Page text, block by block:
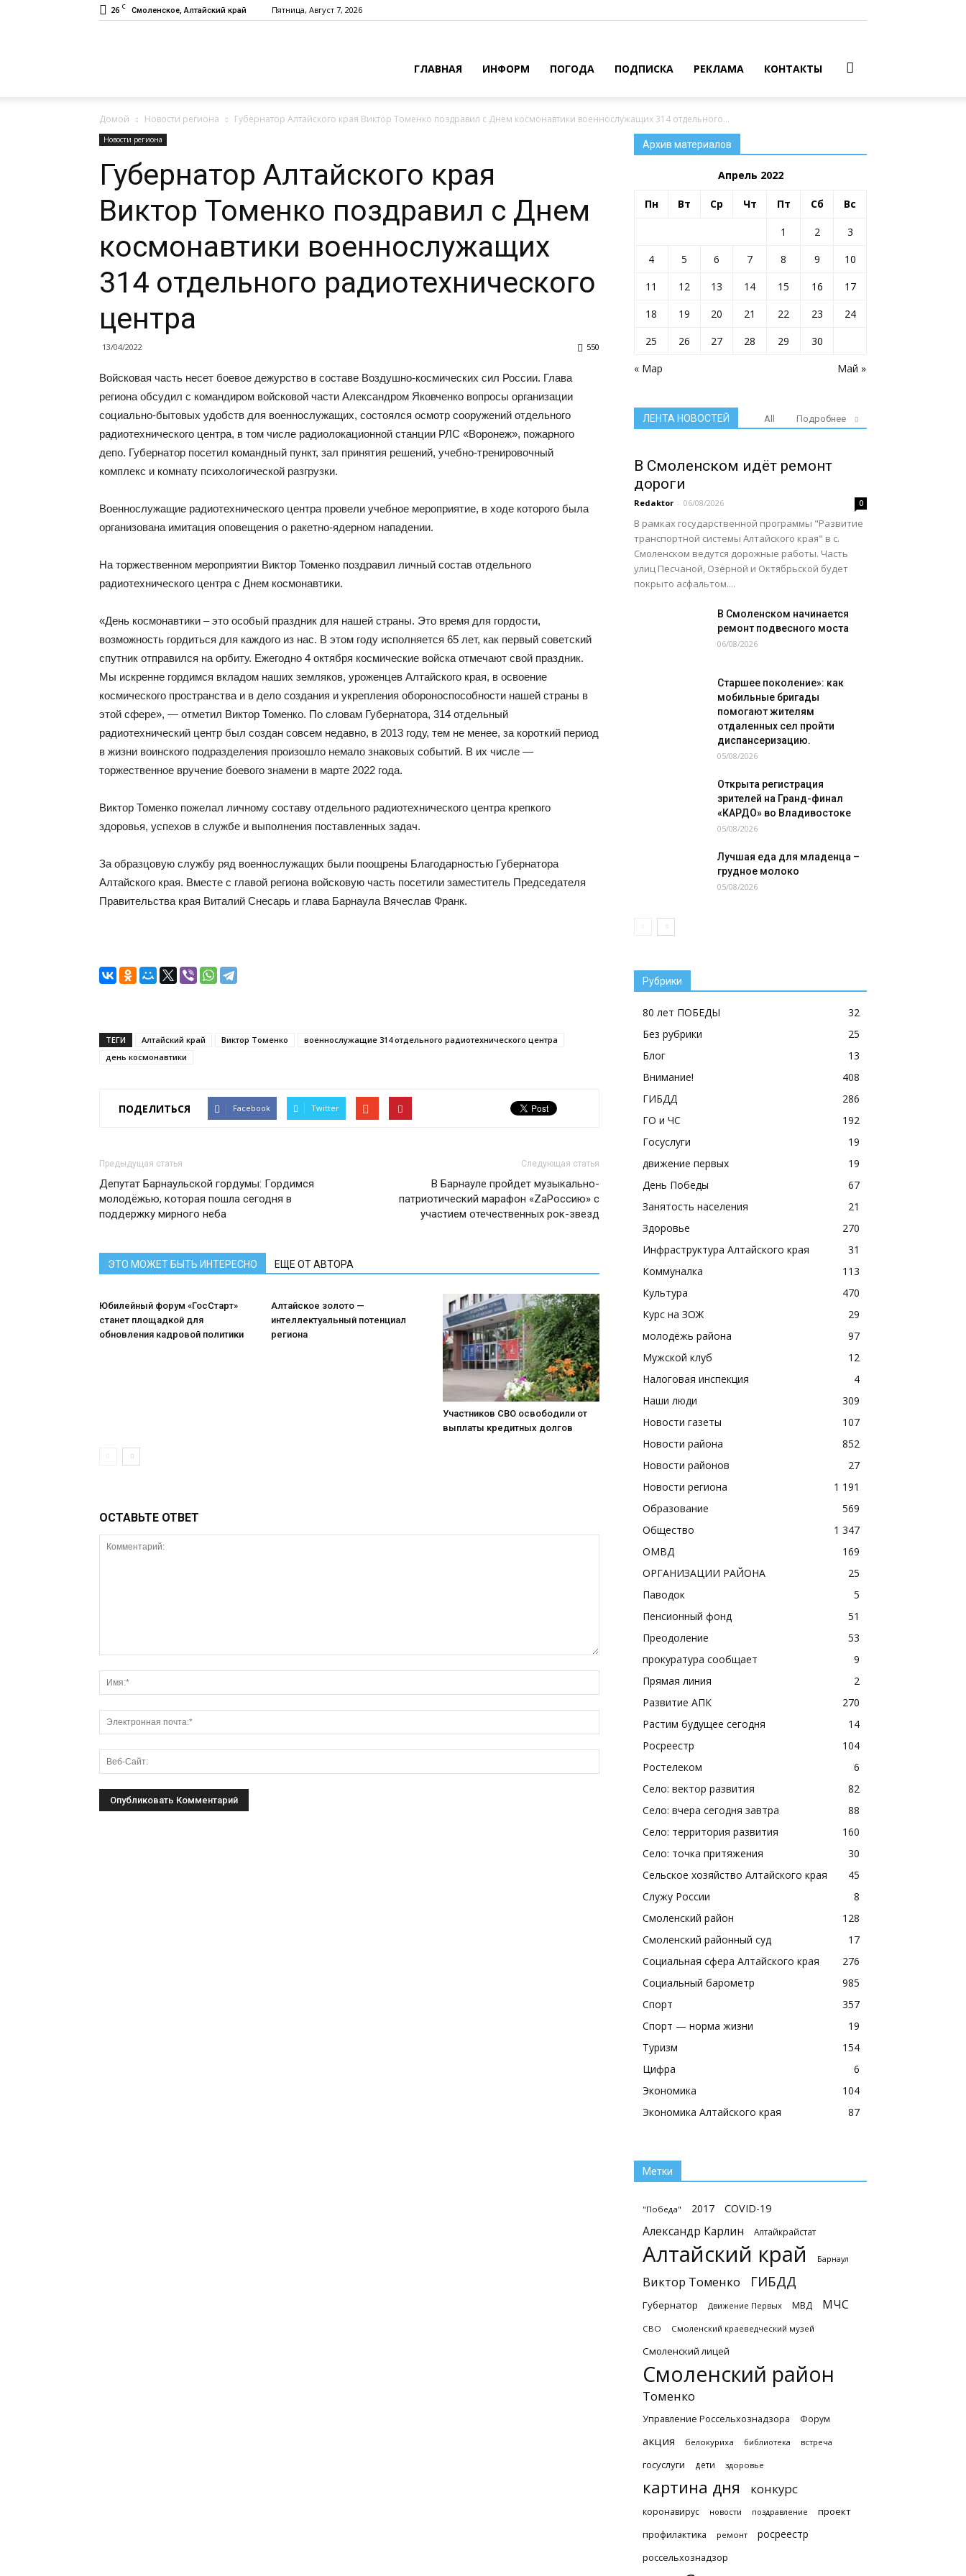
26 C Смоленское, Алтайский край Пятница, Август 7, 2026
«Заря»
ГЛАВНАЯ ИНФОРМ ПОГОДА ПОДПИСКА РЕКЛАМА КОНТАКТЫ
Домой Новости региона Губернатор Алтайского края Виктор Томенко поздравил с Днем космонавтики военнослужащих 314 отдельного...
Новости региона
Губернатор Алтайского края
Виктор Томенко поздравил с Днем
космонавтики военнослужащих
314 отдельного радиотехнического
центра
13/04/2022 550
Войсковая часть несет боевое дежурство в составе Воздушно-космических сил России. Глава
региона обсудил с командиром войсковой части Александром Яковченко вопросы организации
социально-бытовых удобств для военнослужащих, состоялся осмотр сооружений отдельного
радиотехнического центра, в том числе радиолокационной станции РЛС «Воронеж», пожарного
депо. Губернатор посетил командный пункт, зал принятия решений, учебно-тренировочный
комплекс и комнату психологической разгрузки.
Военнослужащие радиотехнического центра провели учебное мероприятие, в ходе которого была
организована имитация оповещения о ракетно-ядерном нападении.
На торжественном мероприятии Виктор Томенко поздравил личный состав отдельного
радиотехнического центра с Днем космонавтики.
«День космонавтики – это особый праздник для нашей страны. Это время для гордости,
возможность гордиться для каждого из нас. В этом году исполняется 65 лет, как первый советский
спутник отправился на орбиту. Ежегодно 4 октября космические войска отмечают свой праздник.
Мы искренне гордимся вкладом наших земляков, уроженцев Алтайского края, в освоение
космического пространства и в дело создания и укрепления обороноспособности нашей страны в
этой сфере», — отметил Виктор Томенко. По словам Губернатора, 314 отдельный
радиотехнический центр был создан совсем недавно, в 2013 году, тем не менее, за короткий период
в жизни воинского подразделения произошло немало знаковых событий. В их числе —
торжественное вручение боевого знамени в марте 2022 года.
Виктор Томенко пожелал личному составу отдельного радиотехнического центра крепкого
здоровья, успехов в службе и выполнения поставленных задач.
За образцовую службу ряд военнослужащих были поощрены Благодарностью Губернатора
Алтайского края. Вместе с главой региона войсковую часть посетили заместитель Председателя
Правительства края Виталий Снесарь и глава Барнаула Вячеслав Франк.
ТЕГИ Алтайский край Виктор Томенко
военнослужащие 314 отдельного радиотехнического центра
день космонавтики
ПОДЕЛИТЬСЯ Facebook Twitter
Предыдущая статья
Депутат Барнаульской гордумы: Гордимся
молодёжью, которая пошла сегодня в
поддержку мирного неба
Следующая статья
В Барнауле пройдет музыкально-
патриотический марафон «ZaРоссию» с
участием отечественных рок-звезд
ЭТО МОЖЕТ БЫТЬ ИНТЕРЕСНО ЕЩЕ ОТ АВТОРА
Юбилейный форум «ГосСтарт»
станет площадкой для
обновления кадровой политики
Алтайское золото —
интеллектуальный потенциал
региона
Участников СВО освободили от
выплаты кредитных долгов
ОСТАВЬТЕ ОТВЕТ
Архив материалов
Апрель 2022
Пн Вт Ср Чт Пт Сб Вс
« Мар Май »
1 2
3
4
5 6 7 8 9
10
11
12 13 14 15 16
17
18
19 20 21 22 23
24
25
26 27 28 29 30
ЛЕНТА НОВОСТЕЙ All Подробнее
В Смоленском идёт ремонт
дороги
Redaktor - 06/08/2026 0
В рамках государственной программы "Развитие
транспортной системы Алтайского края" в с.
Смоленском ведутся дорожные работы. Часть
улиц Песчаной, Озёрной и Октябрьской будет
покрыто асфальтом....
В Смоленском начинается
ремонт подвесного моста
06/08/2026
Старшее поколение»: как
мобильные бригады
помогают жителям
отдаленных сел пройти
диспансеризацию.
05/08/2026
Открыта регистрация
зрителей на Гранд-финал
«КАРДО» во Владивостоке
05/08/2026
Лучшая еда для младенца –
грудное молоко
05/08/2026
Рубрики
80 лет ПОБЕДЫ
32
Без рубрики
25
Блог
13
Внимание!
408
ГИБДД
286
ГО и ЧС
192
Госуслуги
19
движение первых
19
День Победы
67
Занятость населения
21
Здоровье
270
Инфраструктура Алтайского края
31
Коммуналка
113
Культура
470
Курс на ЗОЖ
29
молодёжь района
97
Мужской клуб
12
Налоговая инспекция
4
Наши люди
309
Новости газеты
107
Новости района
852
Новости районов
27
Новости региона
1 191
Образование
569
Общество
1 347
ОМВД
169
ОРГАНИЗАЦИИ РАЙОНА
25
Паводок
5
Пенсионный фонд
51
Преодоление
53
прокуратура сообщает
9
Прямая линия
2
Развитие АПК
270
Растим будущее сегодня
14
Росреестр
104
Ростелеком
6
Село: вектор развития
82
Село: вчера сегодня завтра
88
Село: территория развития
160
Село: точка притяжения
30
Сельское хозяйство Алтайского края
45
Служу России
8
Смоленский район
128
Смоленский районный суд
17
Социальная сфера Алтайского края
276
Социальный барометр
985
Спорт
357
Спорт — норма жизни
19
Туризм
154
Цифра
6
Экономика
104
Экономика Алтайского края
87
Метки
"Победа" 2017 COVID-19
Александр Карлин Алтайкрайстат
Алтайский край Барнаул
Виктор Томенко ГИБДД
Губернатор Движение Первых МВД МЧС
СВО Смоленский краеведческий музей
Смоленский лицей
Смоленский район
Томенко
Управление Россельхознадзора Форум
акция белокуриха библиотека встреча
госуслуги дети здоровье
картина дня конкурс
коронавирус новости поздравление
проект
профилактика
ремонт росреестр
россельхознадзор